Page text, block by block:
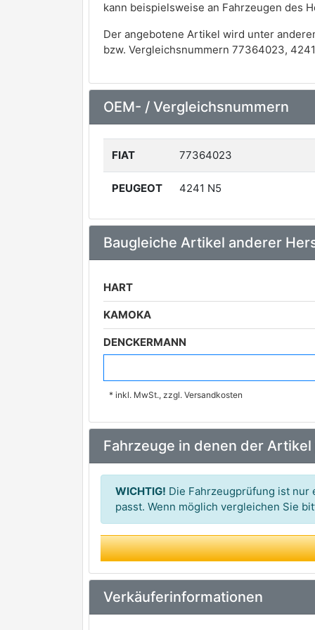
kann beispielsweise an Fahrzeugen des
Der angebotene Artikel wird unter
bzw. Vergleichsnummern 77364023,
OEM- / Vergleichsnummern
FIAT 77364023
PEUGEOT 4241 N5
Baugleiche Artikel anderer
HART
KAMOKA
DENCKERMANN
BREMBO premium Marke
FERODO premium Marke
DELPHI premium Marke
BOSCH
VALEO premium Marke
TEXTAR premium Marke
ATE premium Marke
ZIMMERMANN premium Marke
TRW premium Marke
* inkl. MwSt., zzgl. Versandkosten
Fahrzeuge in denen der
WICHTIG! Die Fahrzeugprüfung ist nur
passt. Wenn möglich vergleichen Sie
Verkäuferinformationen